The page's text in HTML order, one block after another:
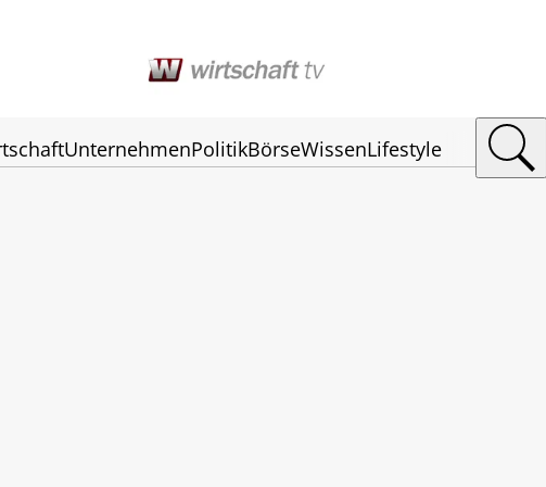
UnternehmenPolitikBörseWissenLifestyle